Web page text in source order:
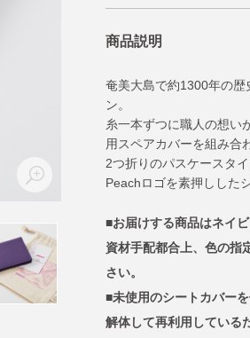
商品説明
奄美大島で約1300年の歴
ン。
糸一本ずつに職人の想い
用スペアカバーを組み合
2つ折りのパスケースタ
Peachロゴを素押しした
■お届けする商品はネイ
資材手配都合上、色の指
さい。
■未使用のシートカバー
解体して再利用している